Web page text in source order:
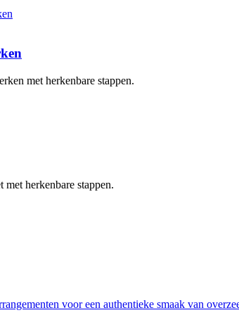
met herkenbare stappen.
herkenbare stappen.
voor een authentieke smaak van